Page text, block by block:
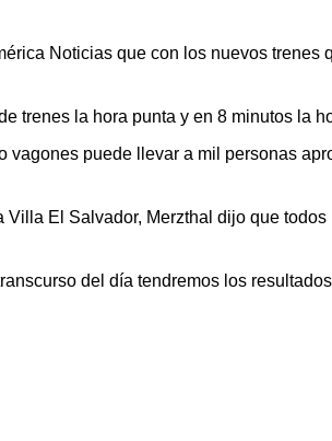
Noticias que con los nuevos trenes
trenes la hora punta y en 8 minutos la
puede llevar a mil personas
Villa El Salvador, Merzthal dijo que
del día tendremos los